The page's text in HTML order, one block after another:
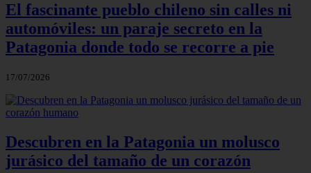
El fascinante pueblo chileno sin calles ni
automóviles: un paraje secreto en la
Patagonia donde todo se recorre a pie
17/07/2026
Descubren en la Patagonia un molusco
jurásico del tamaño de un corazón